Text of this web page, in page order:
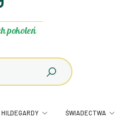
pokoleń
ŚWIADECTWA